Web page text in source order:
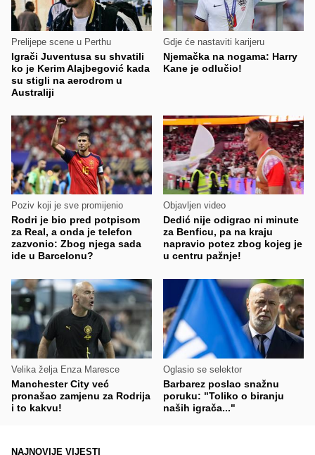
Prelijepe scene u Perthu
Igrači Juventusa su shvatili
ko je Kerim Alajbegović kada
su stigli na aerodrom u
Australiji
Gdje će nastaviti karijeru
Njemačka na nogama: Harry
Kane je odlučio!
Poziv koji je sve promijenio
Rodri je bio pred potpisom
za Real, a onda je telefon
zazvonio: Zbog njega sada
ide u Barcelonu?
Objavljen video
Dedić nije odigrao ni minute
za Benficu, pa na kraju
napravio potez zbog kojeg je
u centru pažnje!
Velika želja Enza Maresce
Manchester City već
pronašao zamjenu za Rodrija
i to kakvu!
Oglasio se selektor
Barbarez poslao snažnu
poruku: "Toliko o biranju
naših igrača..."
NAJNOVIJE VIJESTI